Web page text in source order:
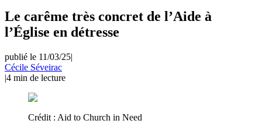
Le carême très concret de l’Aide à
l’Église en détresse
publié le 11/03/25|
Cécile Séveirac
|4 min de lecture
Crédit : Aid to Church in Need